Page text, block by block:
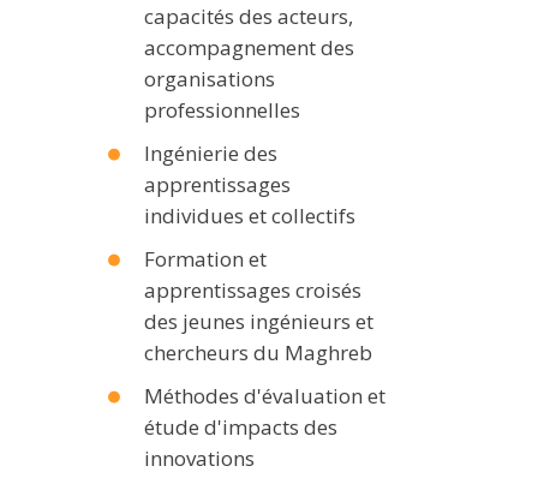
capacités des acteurs,
accompagnement des
organisations
professionnelles
Ingénierie des
apprentissages
individues et collectifs
Formation et
apprentissages croisés
des jeunes ingénieurs et
chercheurs du Maghreb
Méthodes d'évaluation et
étude d'impacts des
innovations